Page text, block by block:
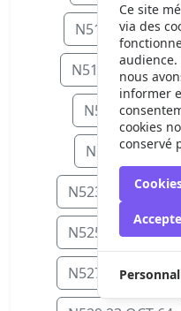
N511 20-21
N514 25 SEP 64
N516 30 SEP
N519 6 OCT
N523 11-12 OCT
N525 15 OCT 64
N527 17-18 OCT
Ce site
via des
audience.
nous
informer
cookies
conservé